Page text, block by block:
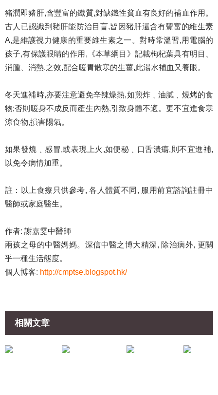
豬潤即豬肝,含豐富的鐵質,對缺鐵性貧血有良好的補血作用。
古人已認識到豬肝能防治目盲,皆因豬肝還含有豐富的維生素
A,是維護視力健康的重要維生素之一。對時常溫習,用電腦的
孩子,有保護眼睛的作用,《本草綱目》記載枸杞葉具有明目、
消腫、消熱,之效,配合暖胃散寒的生薑,此湯水補血又養眼。
冬天進補時,亦要注意避免辛辣燥熱,如煎炸﹑油膩﹑燒烤的食
物;否則暖身不成反而產生內熱,引致身體不適。更不宜進食寒
涼食物,損害陽氣。
如果發燒﹑感冒,或表現上火,如便秘﹑口舌潰瘍,則不宜進補,
以免令病情加重。
註：以上食療只供參考, 各人體質不同, 服用前宜諮詢註冊中
醫師或家庭醫生。
作者: 謝嘉雯中醫師
兩孩之母的中醫媽媽。深信中醫之博大精深, 除治病外, 更關
乎一種生活態度。
個人博客: http://cmptse.blogspot.hk/
相關文章
專家分享